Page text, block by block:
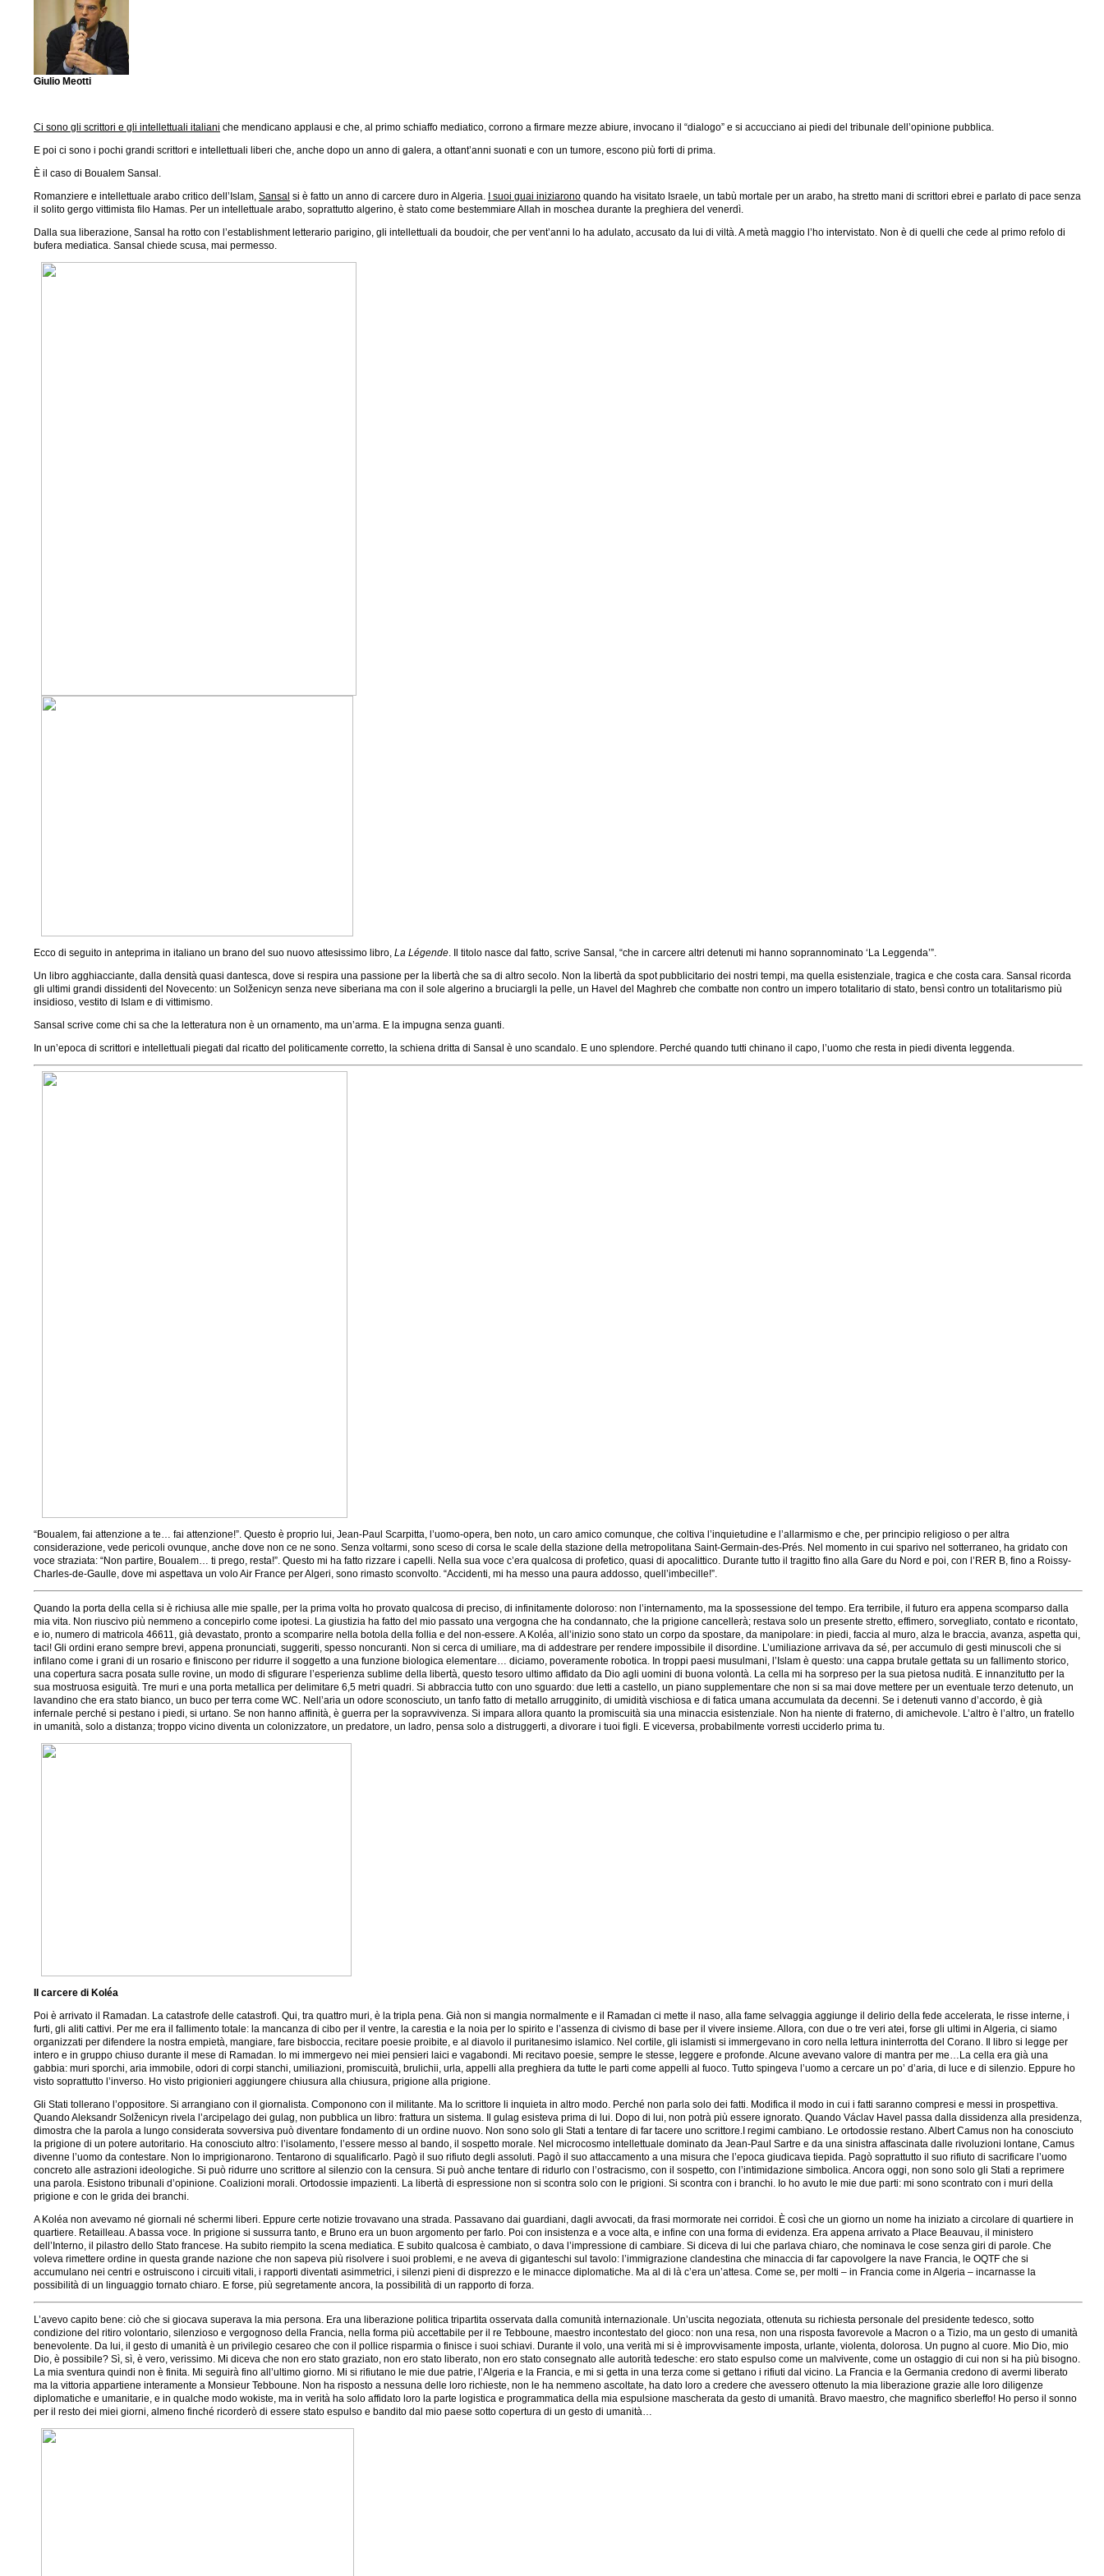
Giulio Meotti
Ci sono gli scrittori e gli intellettuali italiani che mendicano applausi e che, al primo schiaffo mediatico, corrono a firmare mezze abiure, invocano il “dialogo” e si accucciano ai piedi del tribunale dell’opinione pubblica.
E poi ci sono i pochi grandi scrittori e intellettuali liberi che, anche dopo un anno di galera, a ottant’anni suonati e con un tumore, escono più forti di prima.
È il caso di Boualem Sansal.
Romanziere e intellettuale arabo critico dell’Islam, Sansal si è fatto un anno di carcere duro in Algeria. I suoi guai iniziarono quando ha visitato Israele, un tabù mortale per un arabo, ha stretto mani di scrittori ebrei e parlato di pace senza
il solito gergo vittimista filo Hamas. Per un intellettuale arabo, soprattutto algerino, è stato come bestemmiare Allah in moschea durante la preghiera del venerdì.
Dalla sua liberazione, Sansal ha rotto con l’establishment letterario parigino, gli intellettuali da boudoir, che per vent’anni lo ha adulato, accusato da lui di viltà. A metà maggio l’ho intervistato. Non è di quelli che cede al primo refolo di
bufera mediatica. Sansal chiede scusa, mai permesso.
Ecco di seguito in anteprima in italiano un brano del suo nuovo attesissimo libro, La Légende. Il titolo nasce dal fatto, scrive Sansal, “che in carcere altri detenuti mi hanno soprannominato ‘La Leggenda’”.
Un libro agghiacciante, dalla densità quasi dantesca, dove si respira una passione per la libertà che sa di altro secolo. Non la libertà da spot pubblicitario dei nostri tempi, ma quella esistenziale, tragica e che costa cara. Sansal ricorda
gli ultimi grandi dissidenti del Novecento: un Solženicyn senza neve siberiana ma con il sole algerino a bruciargli la pelle, un Havel del Maghreb che combatte non contro un impero totalitario di stato, bensì contro un totalitarismo più
insidioso, vestito di Islam e di vittimismo.
Sansal scrive come chi sa che la letteratura non è un ornamento, ma un’arma. E la impugna senza guanti.
In un’epoca di scrittori e intellettuali piegati dal ricatto del politicamente corretto, la schiena dritta di Sansal è uno scandalo. E uno splendore. Perché quando tutti chinano il capo, l’uomo che resta in piedi diventa leggenda.
“Boualem, fai attenzione a te… fai attenzione!”. Questo è proprio lui, Jean-Paul Scarpitta, l’uomo-opera, ben noto, un caro amico comunque, che coltiva l’inquietudine e l’allarmismo e che, per principio religioso o per altra
considerazione, vede pericoli ovunque, anche dove non ce ne sono. Senza voltarmi, sono sceso di corsa le scale della stazione della metropolitana Saint-Germain-des-Prés. Nel momento in cui sparivo nel sotterraneo, ha gridato con
voce straziata: “Non partire, Boualem… ti prego, resta!”. Questo mi ha fatto rizzare i capelli. Nella sua voce c’era qualcosa di profetico, quasi di apocalittico. Durante tutto il tragitto fino alla Gare du Nord e poi, con l’RER B, fino a Roissy-
Charles-de-Gaulle, dove mi aspettava un volo Air France per Algeri, sono rimasto sconvolto. “Accidenti, mi ha messo una paura addosso, quell’imbecille!”.
Quando la porta della cella si è richiusa alle mie spalle, per la prima volta ho provato qualcosa di preciso, di infinitamente doloroso: non l’internamento, ma la spossessione del tempo. Era terribile, il futuro era appena scomparso dalla
mia vita. Non riuscivo più nemmeno a concepirlo come ipotesi. La giustizia ha fatto del mio passato una vergogna che ha condannato, che la prigione cancellerà; restava solo un presente stretto, effimero, sorvegliato, contato e ricontato,
e io, numero di matricola 46611, già devastato, pronto a scomparire nella botola della follia e del non-essere. A Koléa, all’inizio sono stato un corpo da spostare, da manipolare: in piedi, faccia al muro, alza le braccia, avanza, aspetta qui,
taci! Gli ordini erano sempre brevi, appena pronunciati, suggeriti, spesso noncuranti. Non si cerca di umiliare, ma di addestrare per rendere impossibile il disordine. L’umiliazione arrivava da sé, per accumulo di gesti minuscoli che si
infilano come i grani di un rosario e finiscono per ridurre il soggetto a una funzione biologica elementare… diciamo, poveramente robotica. In troppi paesi musulmani, l’Islam è questo: una cappa brutale gettata su un fallimento storico,
una copertura sacra posata sulle rovine, un modo di sfigurare l’esperienza sublime della libertà, questo tesoro ultimo affidato da Dio agli uomini di buona volontà. La cella mi ha sorpreso per la sua pietosa nudità. E innanzitutto per la
sua mostruosa esiguità. Tre muri e una porta metallica per delimitare 6,5 metri quadri. Si abbraccia tutto con uno sguardo: due letti a castello, un piano supplementare che non si sa mai dove mettere per un eventuale terzo detenuto, un
lavandino che era stato bianco, un buco per terra come WC. Nell’aria un odore sconosciuto, un tanfo fatto di metallo arrugginito, di umidità vischiosa e di fatica umana accumulata da decenni. Se i detenuti vanno d’accordo, è già
infernale perché si pestano i piedi, si urtano. Se non hanno affinità, è guerra per la sopravvivenza. Si impara allora quanto la promiscuità sia una minaccia esistenziale. Non ha niente di fraterno, di amichevole. L’altro è l’altro, un fratello
in umanità, solo a distanza; troppo vicino diventa un colonizzatore, un predatore, un ladro, pensa solo a distruggerti, a divorare i tuoi figli. E viceversa, probabilmente vorresti ucciderlo prima tu.
Il carcere di Koléa
Poi è arrivato il Ramadan. La catastrofe delle catastrofi. Qui, tra quattro muri, è la tripla pena. Già non si mangia normalmente e il Ramadan ci mette il naso, alla fame selvaggia aggiunge il delirio della fede accelerata, le risse interne, i
furti, gli aliti cattivi. Per me era il fallimento totale: la mancanza di cibo per il ventre, la carestia e la noia per lo spirito e l’assenza di civismo di base per il vivere insieme. Allora, con due o tre veri atei, forse gli ultimi in Algeria, ci siamo
organizzati per difendere la nostra empietà, mangiare, fare bisboccia, recitare poesie proibite, e al diavolo il puritanesimo islamico. Nel cortile, gli islamisti si immergevano in coro nella lettura ininterrotta del Corano. Il libro si legge per
intero e in gruppo chiuso durante il mese di Ramadan. Io mi immergevo nei miei pensieri laici e vagabondi. Mi recitavo poesie, sempre le stesse, leggere e profonde. Alcune avevano valore di mantra per me…La cella era già una
gabbia: muri sporchi, aria immobile, odori di corpi stanchi, umiliazioni, promiscuità, brulichii, urla, appelli alla preghiera da tutte le parti come appelli al fuoco. Tutto spingeva l’uomo a cercare un po’ d’aria, di luce e di silenzio. Eppure ho
visto soprattutto l’inverso. Ho visto prigionieri aggiungere chiusura alla chiusura, prigione alla prigione.
Gli Stati tollerano l’oppositore. Si arrangiano con il giornalista. Componono con il militante. Ma lo scrittore li inquieta in altro modo. Perché non parla solo dei fatti. Modifica il modo in cui i fatti saranno compresi e messi in prospettiva.
Quando Aleksandr Solženicyn rivela l’arcipelago dei gulag, non pubblica un libro: frattura un sistema. Il gulag esisteva prima di lui. Dopo di lui, non potrà più essere ignorato. Quando Václav Havel passa dalla dissidenza alla presidenza,
dimostra che la parola a lungo considerata sovversiva può diventare fondamento di un ordine nuovo. Non sono solo gli Stati a tentare di far tacere uno scrittore.I regimi cambiano. Le ortodossie restano. Albert Camus non ha conosciuto
la prigione di un potere autoritario. Ha conosciuto altro: l’isolamento, l’essere messo al bando, il sospetto morale. Nel microcosmo intellettuale dominato da Jean-Paul Sartre e da una sinistra affascinata dalle rivoluzioni lontane, Camus
divenne l’uomo da contestare. Non lo imprigionarono. Tentarono di squalificarlo. Pagò il suo rifiuto degli assoluti. Pagò il suo attaccamento a una misura che l’epoca giudicava tiepida. Pagò soprattutto il suo rifiuto di sacrificare l’uomo
concreto alle astrazioni ideologiche. Si può ridurre uno scrittore al silenzio con la censura. Si può anche tentare di ridurlo con l’ostracismo, con il sospetto, con l’intimidazione simbolica. Ancora oggi, non sono solo gli Stati a reprimere
una parola. Esistono tribunali d’opinione. Coalizioni morali. Ortodossie impazienti. La libertà di espressione non si scontra solo con le prigioni. Si scontra con i branchi. Io ho avuto le mie due parti: mi sono scontrato con i muri della
prigione e con le grida dei branchi.
A Koléa non avevamo né giornali né schermi liberi. Eppure certe notizie trovavano una strada. Passavano dai guardiani, dagli avvocati, da frasi mormorate nei corridoi. È così che un giorno un nome ha iniziato a circolare di quartiere in
quartiere. Retailleau. A bassa voce. In prigione si sussurra tanto, e Bruno era un buon argomento per farlo. Poi con insistenza e a voce alta, e infine con una forma di evidenza. Era appena arrivato a Place Beauvau, il ministero
dell’Interno, il pilastro dello Stato francese. Ha subito riempito la scena mediatica. E subito qualcosa è cambiato, o dava l’impressione di cambiare. Si diceva di lui che parlava chiaro, che nominava le cose senza giri di parole. Che
voleva rimettere ordine in questa grande nazione che non sapeva più risolvere i suoi problemi, e ne aveva di giganteschi sul tavolo: l’immigrazione clandestina che minaccia di far capovolgere la nave Francia, le OQTF che si
accumulano nei centri e ostruiscono i circuiti vitali, i rapporti diventati asimmetrici, i silenzi pieni di disprezzo e le minacce diplomatiche. Ma al di là c’era un’attesa. Come se, per molti – in Francia come in Algeria – incarnasse la
possibilità di un linguaggio tornato chiaro. E forse, più segretamente ancora, la possibilità di un rapporto di forza.
L’avevo capito bene: ciò che si giocava superava la mia persona. Era una liberazione politica tripartita osservata dalla comunità internazionale. Un’uscita negoziata, ottenuta su richiesta personale del presidente tedesco, sotto
condizione del ritiro volontario, silenzioso e vergognoso della Francia, nella forma più accettabile per il re Tebboune, maestro incontestato del gioco: non una resa, non una risposta favorevole a Macron o a Tizio, ma un gesto di umanità
benevolente. Da lui, il gesto di umanità è un privilegio cesareo che con il pollice risparmia o finisce i suoi schiavi. Durante il volo, una verità mi si è improvvisamente imposta, urlante, violenta, dolorosa. Un pugno al cuore. Mio Dio, mio
Dio, è possibile? Sì, sì, è vero, verissimo. Mi diceva che non ero stato graziato, non ero stato liberato, non ero stato consegnato alle autorità tedesche: ero stato espulso come un malvivente, come un ostaggio di cui non si ha più bisogno.
La mia sventura quindi non è finita. Mi seguirà fino all’ultimo giorno. Mi si rifiutano le mie due patrie, l’Algeria e la Francia, e mi si getta in una terza come si gettano i rifiuti dal vicino. La Francia e la Germania credono di avermi liberato
ma la vittoria appartiene interamente a Monsieur Tebboune. Non ha risposto a nessuna delle loro richieste, non le ha nemmeno ascoltate, ha dato loro a credere che avessero ottenuto la mia liberazione grazie alle loro diligenze
diplomatiche e umanitarie, e in qualche modo wokiste, ma in verità ha solo affidato loro la parte logistica e programmatica della mia espulsione mascherata da gesto di umanità. Bravo maestro, che magnifico sberleffo! Ho perso il sonno
per il resto dei miei giorni, almeno finché ricorderò di essere stato espulso e bandito dal mio paese sotto copertura di un gesto di umanità…